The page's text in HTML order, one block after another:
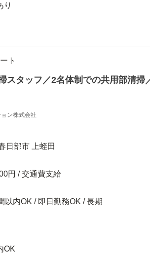
り
ト
スタッフ／2名体制での共用部清掃
ン株式会社
日部市 上蛭田
円 / 交通費支給
以内OK / 即日勤務OK / 長期
OK